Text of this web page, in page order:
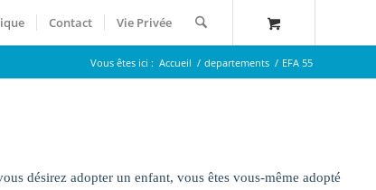
Contact Vie Privée
Vous êtes ici : Accueil / departements / EFA 55
désirez adopter un enfant, vous êtes vous-même adopté